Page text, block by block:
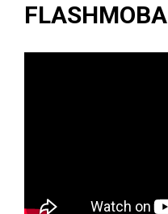
FLASHMOBA